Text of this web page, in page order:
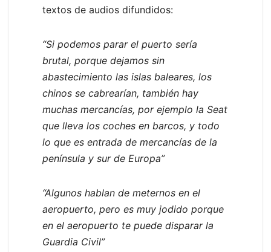
textos de audios difundidos:
“Si podemos parar el puerto sería
brutal, porque dejamos sin
abastecimiento las islas baleares, los
chinos se cabrearían, también hay
muchas mercancías, por ejemplo la Seat
que lleva los coches en barcos, y todo
lo que es entrada de mercancías de la
península y sur de Europa”
“Algunos hablan de meternos en el
aeropuerto, pero es muy jodido porque
en el aeropuerto te puede disparar la
Guardia Civil”